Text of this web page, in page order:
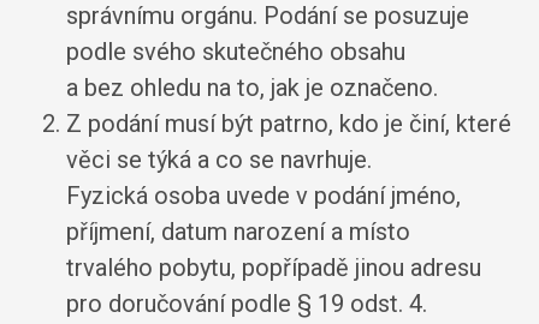
správnímu orgánu. Podání se posuzuje
podle svého skutečného obsahu
a bez ohledu na to, jak je označeno.
Z podání musí být patrno, kdo je činí, které
věci se týká a co se navrhuje.
Fyzická osoba uvede v podání jméno,
příjmení, datum narození a místo
trvalého pobytu, popřípadě jinou adresu
pro doručování podle § 19 odst. 4.